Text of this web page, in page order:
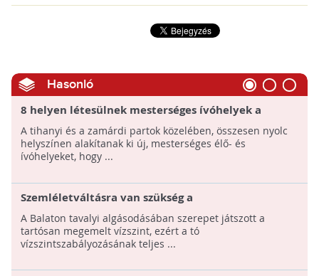
Hasonló
8 helyen létesülnek mesterséges ívóhelyek a
Balatonnál
A tihanyi és a zamárdi partok közelében, összesen nyolc
helyszínen alakítanak ki új, mesterséges élő- és
ívóhelyeket, hogy ...
Szemléletváltásra van szükség a
vízszintszabályozásban - A magas vízállás is
hozzájárul a Balaton algásodásához
A Balaton tavalyi algásodásában szerepet játszott a
tartósan megemelt vízszint, ezért a tó
vízszintszabályozásának teljes ...